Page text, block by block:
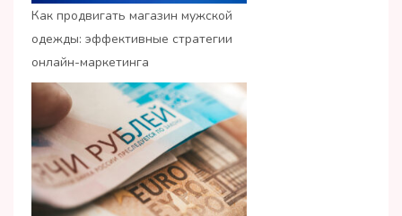
Как продвигать магазин мужской
одежды: эффективные стратегии
онлайн-маркетинга